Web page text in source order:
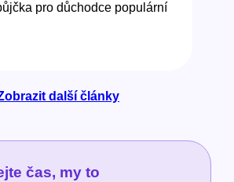
pro důchodce populární
další články
čas, my to